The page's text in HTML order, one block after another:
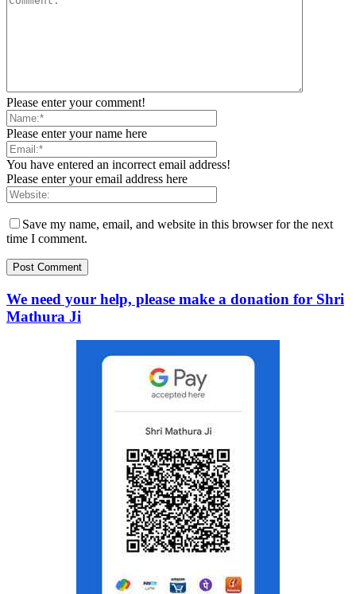
Please enter your comment!
Please enter your name here
You have entered an incorrect email address!
Please enter your email address here
Save my name, email, and website in this browser for the next
time I comment.
We need your help, please make a donation for Shri
Mathura Ji